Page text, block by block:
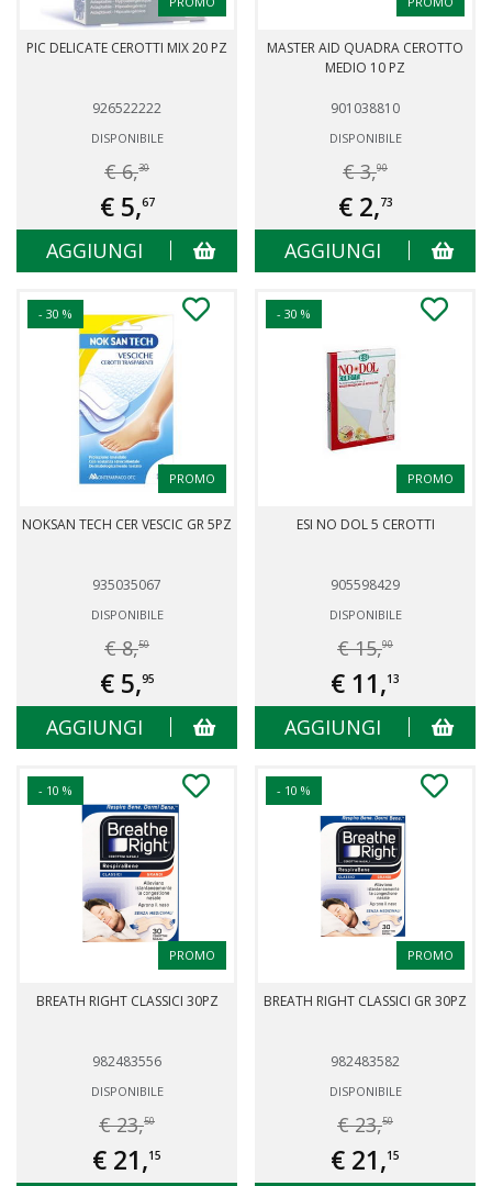
PIC DELICATE CEROTTI MIX 20 PZ
926522222
DISPONIBILE
€ 6,30
€ 5,67
AGGIUNGI
MASTER AID QUADRA CEROTTO
MEDIO 10 PZ
901038810
DISPONIBILE
€ 3,90
€ 2,73
AGGIUNGI
- 30 %
PROMO
NOKSAN TECH CER VESCIC GR 5PZ
935035067
DISPONIBILE
€ 8,50
€ 5,95
AGGIUNGI
- 30 %
PROMO
ESI NO DOL 5 CEROTTI
905598429
DISPONIBILE
€ 15,90
€ 11,13
AGGIUNGI
- 10 %
PROMO
BREATH RIGHT CLASSICI 30PZ
982483556
DISPONIBILE
€ 23,50
€ 21,15
- 10 %
PROMO
BREATH RIGHT CLASSICI GR 30PZ
982483582
DISPONIBILE
€ 23,50
€ 21,15